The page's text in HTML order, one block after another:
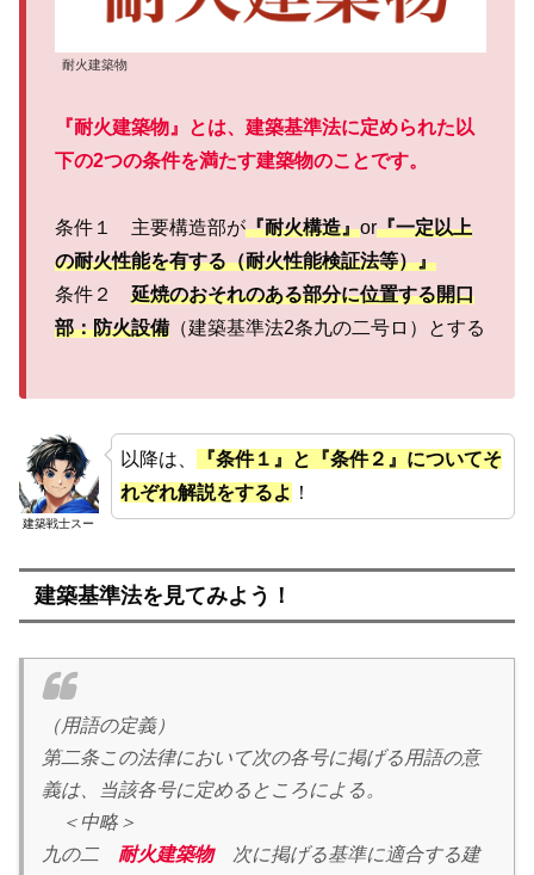
耐火建築物
『耐火建築物』とは、建築基準法に定められた以
下の2つの条件を満たす建築物のことです。
条件１ 主要構造部が『耐火構造』or『一定以上
の耐火性能を有する（耐火性能検証法等）』
条件２ 延焼のおそれのある部分に位置する開口
部：防火設備 （建築基準法2条九の二号ロ）とする
建築戦士スー
以降は、
『条件１』と『条件２』についてそ
れぞれ解説をするよ ！
建築基準法を見てみよう！
（用語の定義）
第二条この法律において次の各号に掲げる用語の意
義は、当該各号に定めるところによる。
＜中略＞
九の二 耐火建築物次に掲げる基準に適合する建